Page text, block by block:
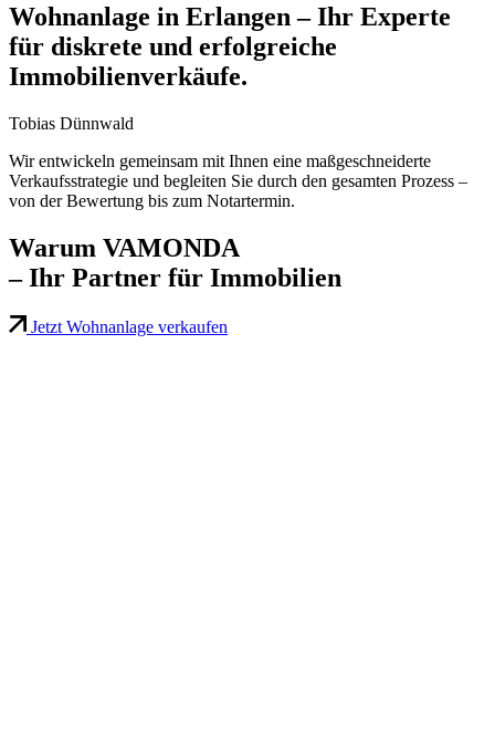
Wohnanlage in Erlangen– Ihr Experte
für diskrete und erfolgreiche
Immobilienverkäufe.
Tobias Dünnwald
Wir entwickeln gemeinsam mit Ihnen eine maßgeschneiderte
Verkaufsstrategie und begleiten Sie durch den gesamten Prozess –
von der Bewertung bis zum Notartermin.
Warum VAMONDA
– Ihr Partner für Immobilien
Jetzt Wohnanlage verkaufen